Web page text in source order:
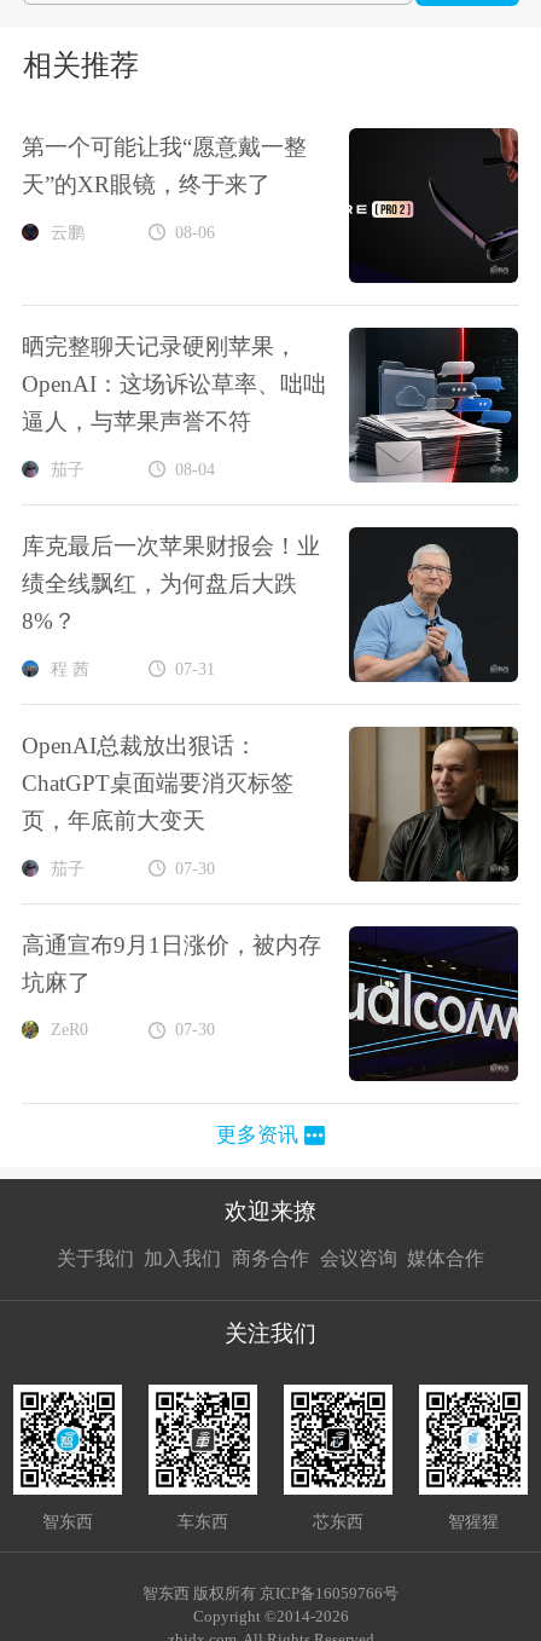
相关推荐
第一个可能让我“愿意戴一整
天”的XR眼镜，终于来了
云鹏 08-06
晒完整聊天记录硬刚苹果，
OpenAI：这场诉讼草率、咄咄
逼人，与苹果声誉不符
茄子 08-04
库克最后一次苹果财报会！业
绩全线飘红，为何盘后大跌
8%？
程 茜 07-31
OpenAI总裁放出狠话：
ChatGPT桌面端要消灭标签
页，年底前大变天
茄子 07-30
高通宣布9月1日涨价，被内存
坑麻了
ZeR0 07-30
更多资讯
欢迎来撩
关于我们 加入我们
接扔简历
商务合作
接开聊
会议咨询 媒体合作
接开聊
关注我们
智东西 车东西 芯东西 智猩猩
智东西 版权所有 京ICP备16059766号
Copyright ©2014-2026